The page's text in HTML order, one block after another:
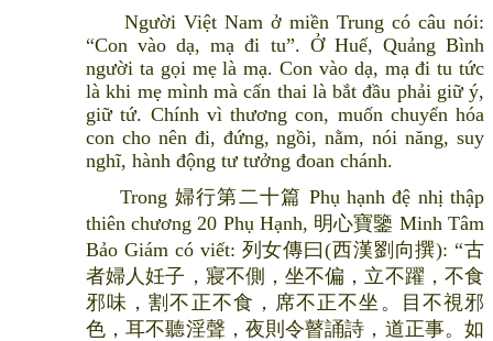
Người Việt Nam ở miền Trung có câu nói:
“Con vào dạ, mạ đi tu”. Ở Huế, Quảng Bình
người ta gọi mẹ là mạ. Con vào dạ, mạ đi tu tức
là khi mẹ mình mà cấn thai là bắt đầu phải giữ ý,
giữ tứ. Chính vì thương con, muốn chuyển hóa
con cho nên đi, đứng, ngồi, nằm, nói năng, suy
nghĩ, hành động tư tưởng đoan chánh.
Trong 婦行第二十篇 Phụ hạnh đệ nhị thập
thiên chương 20 Phụ Hạnh, 明心寶鑒 Minh Tâm
Bảo Giám có viết: 列女傳曰(西漢劉向撰): “古
者婦人妊子，寢不側，坐不偏，立不躍，不食
邪味，割不正不食，席不正不坐。目不視邪
色，耳不聽淫聲，夜則令瞽誦詩，道正事。如